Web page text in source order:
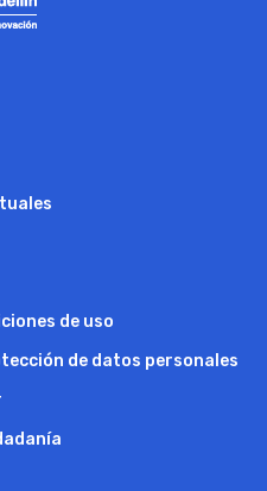
de uso
de datos personales